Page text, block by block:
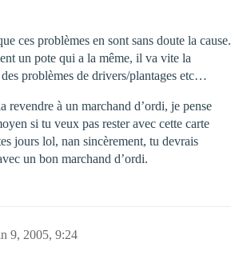
ces problèmes en sont sans doute la cause.
un pote qui a la même, il va vite la
problèmes de drivers/plantages etc…
revendre à un marchand d’ordi, je pense
si tu veux pas rester avec cette carte
jours lol, nan sincèrement, tu devrais
un bon marchand d’ordi.
9, 2005, 9:24